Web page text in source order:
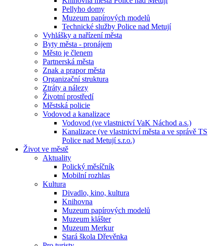
Pellyho domy
Muzeum papírových modelů
Technické služby Police nad Metují
Vyhlášky a nařízení města
Byty města - pronájem
Město je členem
Partnerská města
Znak a prapor města
Organizační struktura
Ztráty a nálezy
Životní prostředí
Městská policie
Vodovod a kanalizace
Vodovod (ve vlastnictví VaK Náchod a.s.)
Kanalizace (ve vlastnictví města a ve správě TS
Police nad Metují s.r.o.)
Život ve městě
Aktuality
Polický měsíčník
Mobilní rozhlas
Kultura
Divadlo, kino, kultura
Knihovna
Muzeum papírových modelů
Muzeum klášter
Muzeum Merkur
Stará škola Dřevěnka